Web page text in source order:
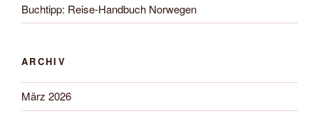
Buchtipp: Reise-Handbuch Norwegen
ARCHIV
März 2026